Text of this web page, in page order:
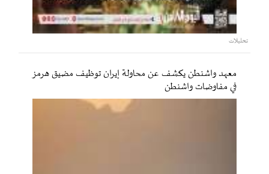
تحليلات
معهد واشنطن يكشف عن محاولة إيران توظيف مضيق هرمز
في مفاوضات واشنطن